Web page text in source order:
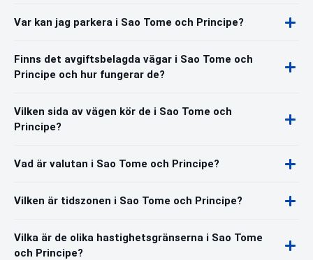
Var kan jag parkera i Sao Tome och Principe?
Finns det avgiftsbelagda vägar i Sao Tome och
Principe och hur fungerar de?
Vilken sida av vägen kör de i Sao Tome och
Principe?
Vad är valutan i Sao Tome och Principe?
Vilken är tidszonen i Sao Tome och Principe?
Vilka är de olika hastighetsgränserna i Sao Tome
och Principe?